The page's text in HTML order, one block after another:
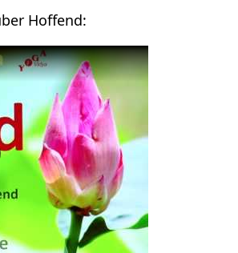
Hier findest du ein Vortragsvideo über Hoffend‏‎: